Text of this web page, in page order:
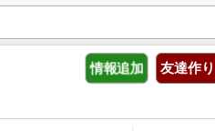
友達作り
情報追加